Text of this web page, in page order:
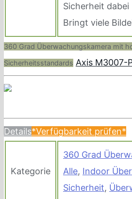
Sicherheit dabei
Bringt viele
360 Grad Überwachungskamera mit
Sicherheitsstandards Axis M3007-
Details*Verfügbarkeit prüfen*
Kategorie
360 Grad
Alle, Indoor
Sicherheit,